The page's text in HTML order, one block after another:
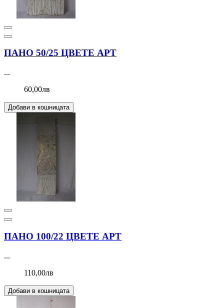
ПАНО 50/25 ЦВЕТЕ АРТ
...
60,00лв
Добави в кошницата
ПАНО 100/22 ЦВЕТЕ АРТ
...
110,00лв
Добави в кошницата